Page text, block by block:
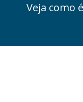
Veja como